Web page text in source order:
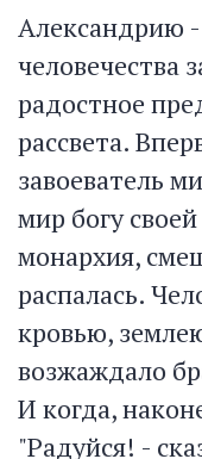
Александрию
человечества
радостное
рассвета.
завоеватель
мир богу
монархия,
распалась.
кровью,
возжаждало
И когда,
"Радуйся! -